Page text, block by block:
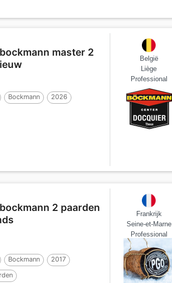
master 2
Bockmann 2026
België
Liège
Professional
2 paarden
Bockmann 2017
Frankrijk
Seine-et-Marne
Professional